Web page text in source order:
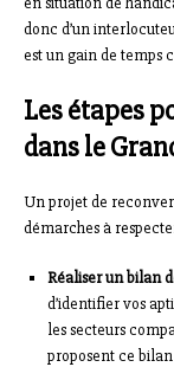
donc d’un
est un gain de temps
Les étapes
dans le
Un projet de
démarches à
Réaliser un bilan
d’identifier vos
les secteurs
proposent ce